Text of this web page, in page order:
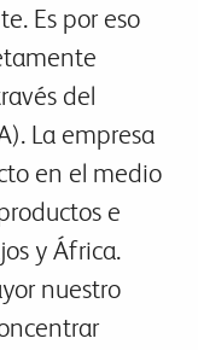
Es por eso
del
La empresa
en el medio
e
y África.
nuestro